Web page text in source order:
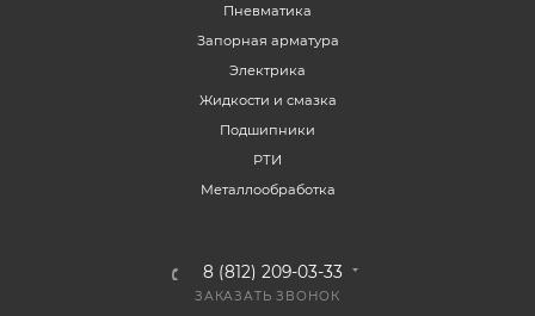
Пневматика
Запорная арматура
Электрика
Жидкости и смазка
Подшипники
РТИ
Металлообработка
8 (812) 209-03-33
ЗАКАЗАТЬ ЗВОНОК